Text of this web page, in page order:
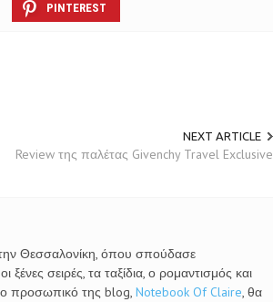
PINTEREST
NEXT ARTICLE
Review της παλέτας Givenchy Travel Exclusive
Θεσσαλονίκη, όπου σπούδασε
σειρές, τα ταξίδια, ο ρομαντισμός και
προσωπικό της blog, Notebook Of Claire, θα